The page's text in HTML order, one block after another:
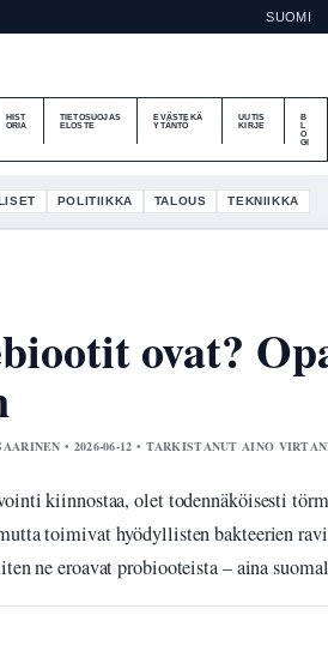
SUOMI
HIST
ORIA
TIETOSUOJAS
ELOSTE
EVÄSTEKÄ
YTÄNTÖ
UUTIS
KIRJE
B
O
GI
POLITIIKKA TALOUS TEKNIIKKA
ovat?
• 2026-06-12 • TARKISTANUT AINO
kiinnostaa, olet todennäköisesti
toimivat hyödyllisten bakteerien
ne eroavat probiooteista – aina